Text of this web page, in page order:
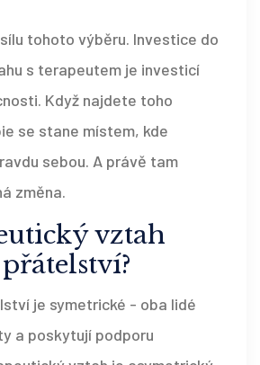
tohoto výběru. Investice do
s terapeutem je investicí
Když najdete toho
se stane místem, kde
sebou. A právě tam
změna.
vztah
je symetrické - oba lidé
a poskytují podporu